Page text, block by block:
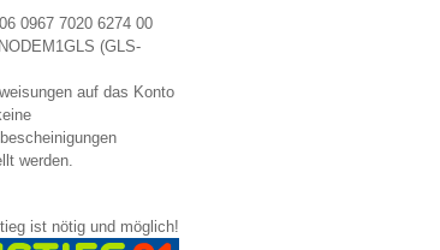
0967 7020 6274 00
(GLS-
auf das Konto
werden.
ist nötig und möglich!